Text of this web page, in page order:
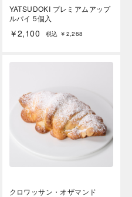
YATSUDOKI プレミアムアップ
ルパイ 5個入
￥2,100 税込 ￥2,268
クロワッサン・オザマンド